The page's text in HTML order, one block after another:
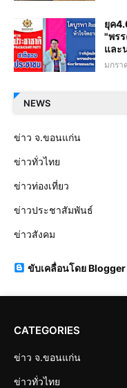
ยุค
"พร
และ
มกรา
NEWS
ข่าว จ.ขอนแก่น
ข่าวทั่วไทย
ข่าวท่องเที่ยว
ข่าวประชาสัมพันธ์
ข่าวสังคม
ขับเคลื่อนโดย Blogger
CATEGORIES
ข่าว จ.ขอนแก่น
ข่าวทั่วไทย